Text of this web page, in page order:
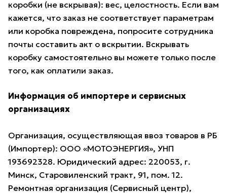
коробки (не вскрывая): вес, целостность. Если вам
кажется, что заказ не соответствует параметрам
или коробка повреждена, попросите сотрудника
почты составить акт о вскрытии. Вскрывать
коробку самостоятельно вы можете только после
того, как оплатили заказ.
Информация об импортере и сервисных
организациях
Организация, осуществляющая ввоз товаров в РБ
(Импортер): ООО «МОТОЭНЕРГИЯ», УНП
193692328. Юридический адрес: 220053, г.
Минск, Старовиленский тракт, 91, пом. 12.
Ремонтная организация (Сервисный центр),